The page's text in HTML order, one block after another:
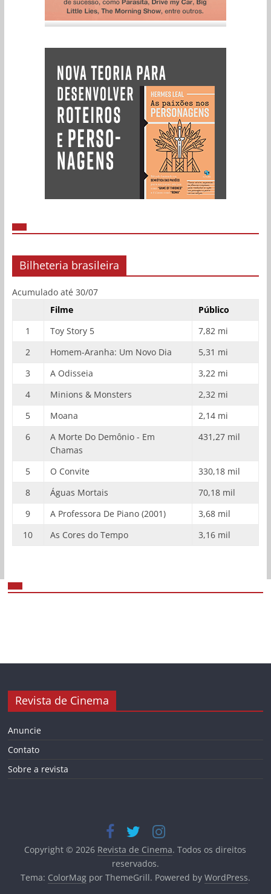
Bilheteria brasileira
Acumulado até 30/07
Filme
Público
1
Toy Story 5
7,82 mi
2
Homem-Aranha: Um Novo Dia
5,31 mi
3
A Odisseia
3,22 mi
4
Minions & Monsters
2,32 mi
5
Moana
2,14 mi
6
A Morte Do Demônio - Em
Chamas
431,27 mil
5 O Convite
330,18 mil
8
Águas Mortais
70,18 mil
9
A Professora De Piano (2001)
3,68 mil
10
As Cores do Tempo 3,16 mil
Revista de Cinema
Anuncie
Contato
Sobre a revista
Copyright © 2026 Revista de Cinema. Todos os direitos
reservados.
Tema: ColorMagpor ThemeGrill. Powered by WordPress.